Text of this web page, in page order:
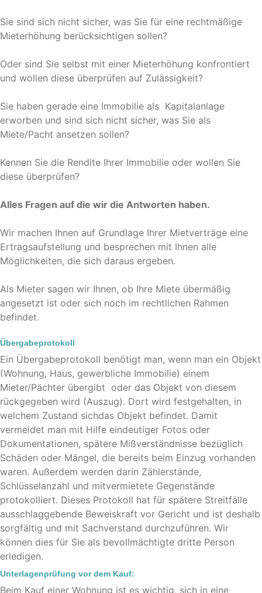
Sie sind sich nicht sicher, was Sie für eine rechtmäßige
Mieterhöhung berücksichtigen sollen?
Oder sind Sie selbst mit einer Mieterhöhung konfrontiert
und wollen diese überprüfen auf Zulässigkeit?
Sie haben gerade eine Immobilie als Kapitalanlage
erworben und sind sich nicht sicher, was Sie als
Miete/Pacht ansetzen sollen?
Kennen Sie die Rendite Ihrer Immobilie oder wollen Sie
diese überprüfen?
Alles Fragen auf die wir die Antworten haben.
Wir machen Ihnen auf Grundlage Ihrer Mietverträge eine
Ertragsaufstellung und besprechen mit Ihnen alle
Möglichkeiten, die sich daraus ergeben.
Als Mieter sagen wir Ihnen, ob Ihre Miete übermäßig
angesetzt ist oder sich noch im rechtlichen Rahmen
befindet.
Übergabeprotokoll
Ein Übergabeprotokoll benötigt man, wenn man ein Objekt
(Wohnung, Haus, gewerbliche Immobilie) einem
Mieter/Pächter übergibt oder das Objekt von diesem
rückgegeben wird (Auszug). Dort wird festgehalten, in
welchem Zustand sichdas Objekt befindet. Damit
vermeidet man mit Hilfe eindeutiger Fotos oder
Dokumentationen, spätere Mißverständnisse bezüglich
Schäden oder Mängel, die bereits beim Einzug vorhanden
waren. Außerdem werden darin Zählerstände,
Schlüsselanzahl und mitvermietete Gegenstände
protokolliert. Dieses Protokoll hat für spätere Streitfälle
ausschlaggebende Beweiskraft vor Gericht und ist deshalb
sorgfältig und mit Sachverstand durchzuführen. Wir
können dies für Sie als bevollmächtigte dritte Person
erledigen.
Unterlagenprüfung vor dem Kauf:
Beim Kauf einer Wohnung ist es wichtig, sich in eine